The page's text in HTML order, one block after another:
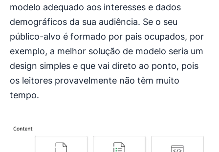
modelo adequado aos interesses e dados
demográficos da sua audiência. Se o seu
público-alvo é formado por pais ocupados, por
exemplo, a melhor solução de modelo seria um
design simples e que vai direto ao ponto, pois
os leitores provavelmente não têm muito
tempo.